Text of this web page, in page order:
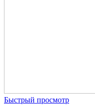
Быстрый просмотр